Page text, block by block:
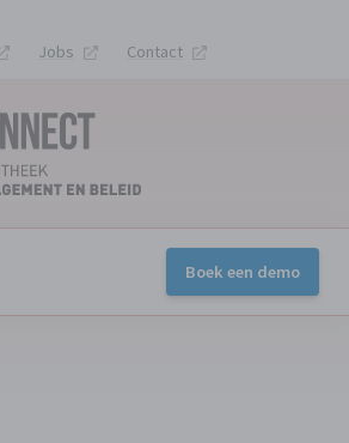
Jobs Contact
Boek een demo